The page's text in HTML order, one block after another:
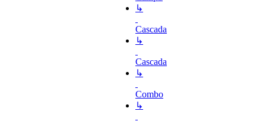
↳
Cascada
↳
Cascada
↳
Combo
↳